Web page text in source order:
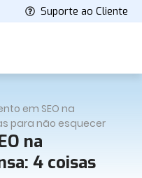
Suporte ao Cliente
em SEO na
para não esquecer
na
4 coisas